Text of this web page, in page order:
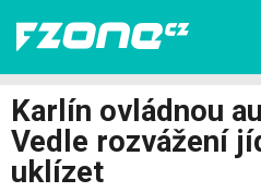
VIDEA
SERIÁLY
CHYTRÁ MĚSTA
ŽIVOT BUDOUCNOSTI
HRY A ZÁBAVA
Facebook
Karlín ovládnou
Vedle rozvážení
uklízet